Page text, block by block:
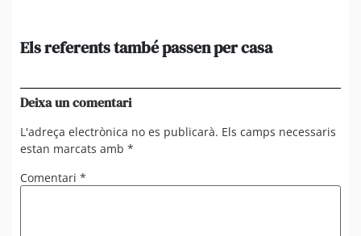
Els referents també passen per casa
Deixa un comentari
L'adreça electrònica no es publicarà. Els camps necessaris
estan marcats amb *
Comentari *